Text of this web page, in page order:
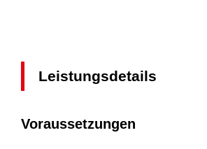
Leistungsdetails
Voraussetzungen